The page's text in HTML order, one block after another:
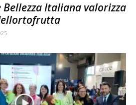
Bellezza Italiana valorizza